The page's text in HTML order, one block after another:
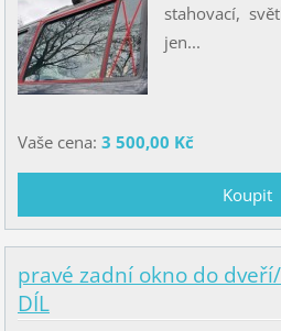
stahovací,
jen...
Vaše cena: 3 500,00 Kč
pravé zadní okno do
DÍL